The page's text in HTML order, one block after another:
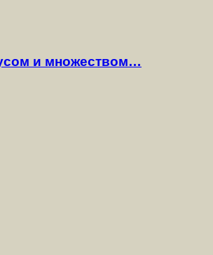
и множеством…